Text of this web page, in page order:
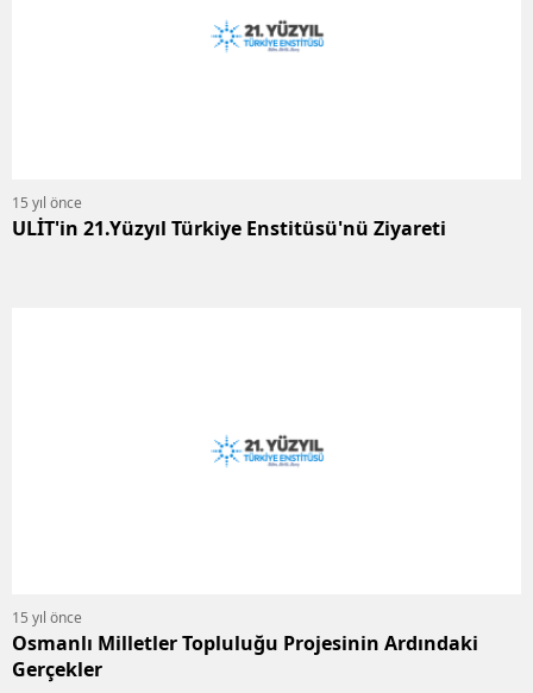
15 yıl önce
ULİT'in 21.Yüzyıl Türkiye Enstitüsü'nü Ziyareti
15 yıl önce
Osmanlı Milletler Topluluğu Projesinin Ardındaki
Gerçekler